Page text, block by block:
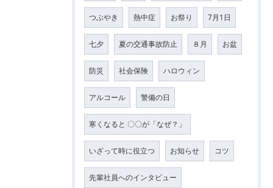
つぶやき 熱中症 お祭り 7月1日
七夕 夏の交通事故防止 ８月 お盆
防災 社会保険 ハロウィン
アルコール 警備の日
寒くなると 〇〇が「なぜ？」
いざって時に役立つ お知らせ コツ
先輩社員へのインタビュー